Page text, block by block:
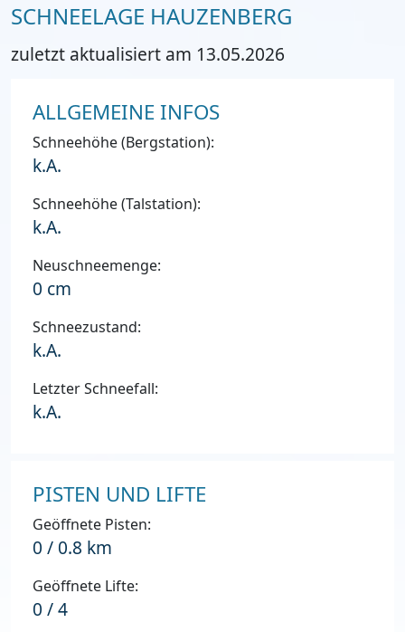
SCHNEELAGE HAUZENBERG
zuletzt aktualisiert am 13.05.2026
ALLGEMEINE INFOS
Schneehöhe (Bergstation):
k.A.
Schneehöhe (Talstation):
k.A.
Neuschneemenge:
0 cm
Schneezustand:
k.A.
Letzter Schneefall:
k.A.
PISTEN UND LIFTE
Geöffnete Pisten:
0 / 0.8 km
Geöffnete Lifte:
0 / 4